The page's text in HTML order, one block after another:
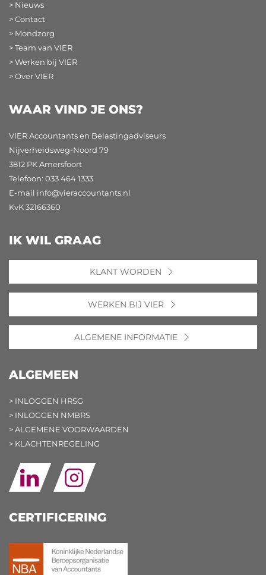
> Nieuws
> Contact
> Mondzorg
> Team van VIER
> Werken bij VIER
> Over VIER
WAAR VIND JE ONS?
VIER Accountants en Belastingadviseurs
Nijverheidsweg-Noord 79
3812 PK Amersfoort
Telefoon: 033 464 1333
E-mail info@vieraccountants.nl
KvK 32166360
IK WIL GRAAG
KLANT WORDEN
WERKEN BIJ VIER
ALGEMENE INFORMATIE
ALGEMEEN
> INLOGGEN HRSG
> INLOGGEN NMBRS
> ALGEMENE VOORWAARDEN
> KLACHTENREGELING
CERTIFICERING